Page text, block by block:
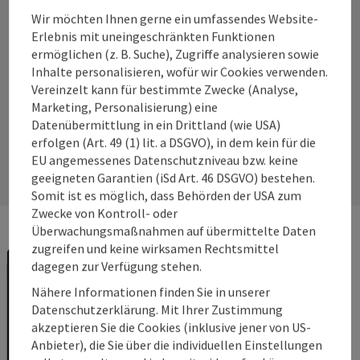
360° Perspektiven der
Card Leistungspartner
360° Perspektiven
Wir möchten Ihnen gerne ein umfassendes Website-
Erlebnis mit uneingeschränkten Funktionen
ermöglichen (z. B. Suche), Zugriffe analysieren sowie
Inhalte personalisieren, wofür wir Cookies verwenden.
Vereinzelt kann für bestimmte Zwecke (Analyse,
Marketing, Personalisierung) eine
Datenübermittlung in ein Drittland (wie USA)
erfolgen (Art. 49 (1) lit. a DSGVO), in dem kein für die
EU angemessenes Datenschutzniveau bzw. keine
geeigneten Garantien (iSd Art. 46 DSGVO) bestehen.
Somit ist es möglich, dass Behörden der USA zum
Zwecke von Kontroll- oder
Überwachungsmaßnahmen auf übermittelte Daten
zugreifen und keine wirksamen Rechtsmittel
dagegen zur Verfügung stehen.
Nähere Informationen finden Sie in unserer
Datenschutzerklärung. Mit Ihrer Zustimmung
akzeptieren Sie die Cookies (inklusive jener von US-
Anbieter), die Sie über die individuellen Einstellungen